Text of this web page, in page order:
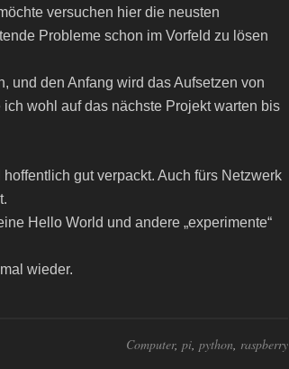
versuchen hier die neusten
Probleme schon im Vorfeld zu lösen
und den Anfang wird das Aufsetzen von
wohl auf das nächste Projekt warten bis
gut verpackt. Auch fürs Netzwerk
Hello World und andere „experimente“
wieder.
Computer, pi, python, raspberry